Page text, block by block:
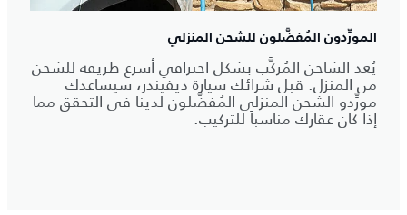
المورِّدون المُفضَّلون للشحن المنزلي
يُعد الشاحن المُركَّب بشكل احترافي أسرع طريقة للشحن
من المنزل. قبل شرائك سيارة ديفيندر، سيساعدك
مورِّدو الشحن المنزلي المُفضَّلون لدينا في التحقق مما
إذا كان عقارك مناسباً للتركيب.